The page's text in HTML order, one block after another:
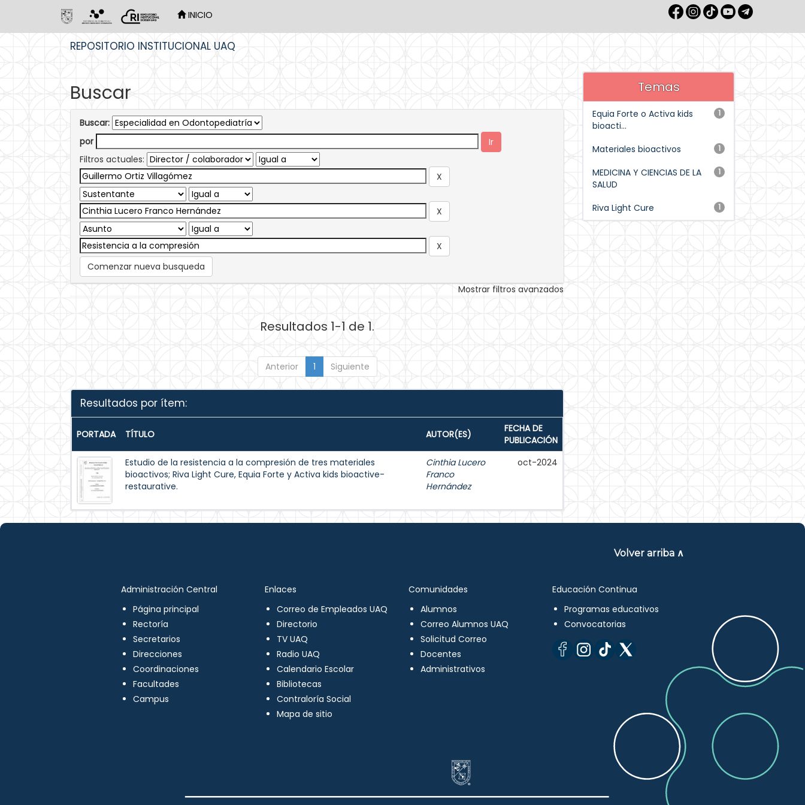
INICIO
REPOSITORIO INSTITUCIONAL UAQ
Buscar
Buscar:
por
Filtros actuales:
Comenzar nueva busqueda
Mostrar filtros avanzados
Resultados 1-1 de 1.
Anterior 1 Siguiente
Resultados por ítem:
PORTADA TÍTULO AUTOR(ES)
FECHA DE
PUBLICACIÓN
Estudio de la resistencia a la compresión de tres materiales
bioactivos; Riva Light Cure, Equia Forte y Activa kids bioactive-
restaurative.
Cinthia Lucero
Franco
Hernández
oct-2024
Temas
1
Equia Forte o Activa kids
bioacti...
1
Materiales bioactivos
1
MEDICINA Y CIENCIAS DE LA
SALUD
1
Riva Light Cure
Volver arriba ∧
Administración Central
Página principal
Rectoría
Secretarios
Direcciones
Coordinaciones
Facultades
Campus
Enlaces
Correo de Empleados UAQ
Directorio
TV UAQ
Radio UAQ
Calendario Escolar
Bibliotecas
Contraloría Social
Mapa de sitio
Comunidades
Alumnos
Correo Alumnos UAQ
Solicitud Correo
Docentes
Administrativos
Educación Continua
Programas educativos
Convocatorias